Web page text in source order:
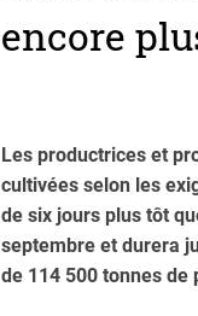
encore
Les productrices et
cultivées selon les
de six jours plus tôt
septembre et durera
de 114 500 tonnes de